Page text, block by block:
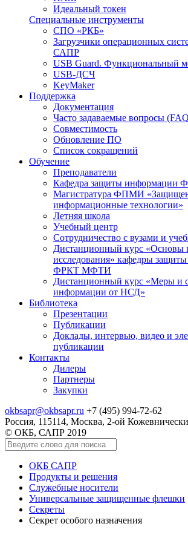
Идеальный токен
Специальные инструменты
СПО «РКБ»
Загрузчики операционных
САПР
USB Guard. Функциональный
USB-ДСЧ
KeyMaker
Поддержка
Документация
Часто задаваемые вопросы
Совместимость
Обновление ПО
Список сокращений
Обучение
Преподаватели
Кафедра защиты
Магистратура ФПМИ
информационные технологии»
Летняя школа
Учебный центр
Сотрудничество с вузами и
Дистанционный курс «Основы
исследования» кафедры
ФРКТ МФТИ
Дистанционный курс «Меры и
информации от НСД»
Библиотека
Презентации
Публикации
Доклады, интервью, видео и
публикации
Контакты
Дилеры
Партнеры
Закупки
okbsapr@okbsapr.ru +7 (495) 994-72-62
Россия, 115114, Москва, 2-ой
© ОКБ, САПР 2019
ОКБ САПР
Продукты и решения
Служебные носители
Универсальные защищенные флешки
Секреты
Секрет особого назначения